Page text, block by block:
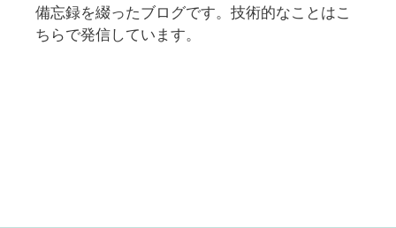
備忘録を綴ったブログです。技術的なことはこ
ちらで発信しています。